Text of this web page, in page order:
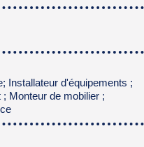
Installateur d'équipements ;
Monteur de mobilier ;